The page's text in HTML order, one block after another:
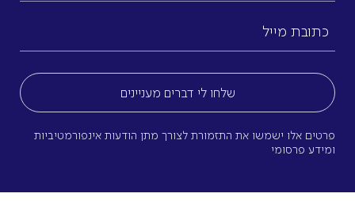
מייל
פרטים אלו ישמשו את התזמורת לצורך מתן הודעות אינפורמטיביות
ומידע פרסומי